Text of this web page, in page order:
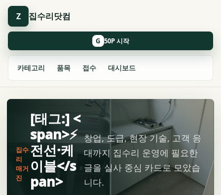
Z 집수리닷컴
카테고리 품목 접수 대시보드
G
집수
리
매거
진
[태그:] <
span>⚡
전선·케
이블</s
pan>
창업, 도급, 현장 기술, 고객 응
대까지 집수리 운영에 필요한
글을 실사 중심 카드로 모았습
니다.